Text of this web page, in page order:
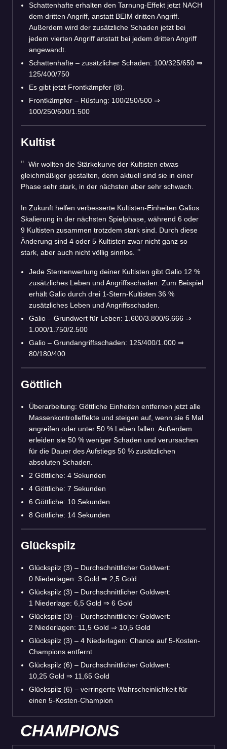
Schattenhafte erhalten den Tarnung-Effekt jetzt NACH
dem dritten Angriff, anstatt BEIM dritten Angriff.
Außerdem wird der zusätzliche Schaden jetzt bei
jedem vierten Angriff anstatt bei jedem dritten Angriff
angewandt.
Schattenhafte – zusätzlicher Schaden: 100/325/650 ⇒
125/400/750
Es gibt jetzt Frontkämpfer (8).
Frontkämpfer – Rüstung: 100/250/500 ⇒
100/250/600/1.500
Kultist
Wir wollten die Stärkekurve der Kultisten etwas
gleichmäßiger gestalten, denn aktuell sind sie in einer
Phase sehr stark, in der nächsten aber sehr schwach.
In Zukunft helfen verbesserte Kultisten-Einheiten Galios
Skalierung in der nächsten Spielphase, während 6 oder
9 Kultisten zusammen trotzdem stark sind. Durch diese
Änderung sind 4 oder 5 Kultisten zwar nicht ganz so
stark, aber auch nicht völlig sinnlos.
Jede Sternenwertung deiner Kultisten gibt Galio 12 %
zusätzliches Leben und Angriffsschaden. Zum Beispiel
erhält Galio durch drei 1-Stern-Kultisten 36 %
zusätzliches Leben und Angriffsschaden.
Galio – Grundwert für Leben: 1.600/3.800/6.666 ⇒
1.000/1.750/2.500
Galio – Grundangriffsschaden: 125/400/1.000 ⇒
80/180/400
Göttlich
Überarbeitung: Göttliche Einheiten entfernen jetzt alle
Massenkontrolleffekte und steigen auf, wenn sie 6 Mal
angreifen oder unter 50 % Leben fallen. Außerdem
erleiden sie 50 % weniger Schaden und verursachen
für die Dauer des Aufstiegs 50 % zusätzlichen
absoluten Schaden.
2 Göttliche: 4 Sekunden
4 Göttliche: 7 Sekunden
6 Göttliche: 10 Sekunden
8 Göttliche: 14 Sekunden
Glückspilz
Glückspilz (3) – Durchschnittlicher Goldwert:
0 Niederlagen: 3 Gold ⇒ 2,5 Gold
Glückspilz (3) – Durchschnittlicher Goldwert:
1 Niederlage: 6,5 Gold ⇒ 6 Gold
Glückspilz (3) – Durchschnittlicher Goldwert:
2 Niederlagen: 11,5 Gold ⇒ 10,5 Gold
Glückspilz (3) – 4 Niederlagen: Chance auf 5-Kosten-
Champions entfernt
Glückspilz (6) – Durchschnittlicher Goldwert:
10,25 Gold ⇒ 11,65 Gold
Glückspilz (6) – verringerte Wahrscheinlichkeit für
einen 5-Kosten-Champion
CHAMPIONS